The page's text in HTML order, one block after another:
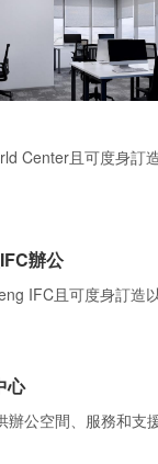
Center且可度身訂
辦公
IFC且可度身訂造
心
公空間、服務和支